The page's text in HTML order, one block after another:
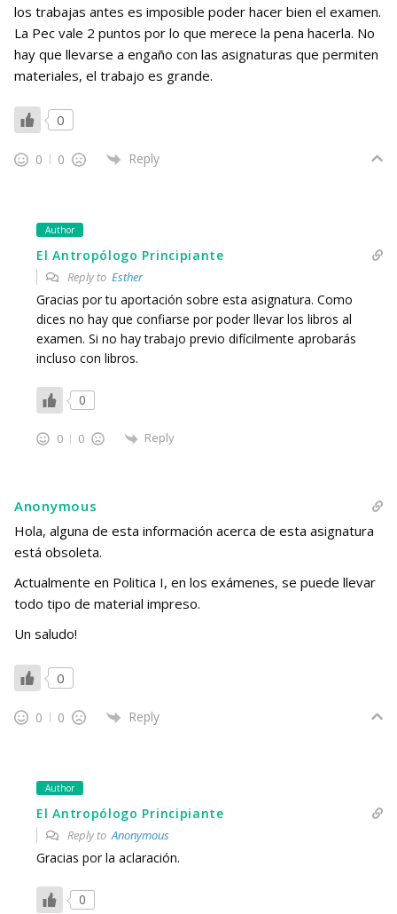
los trabajas antes es imposible poder hacer bien el examen.
La Pec vale 2 puntos por lo que merece la pena hacerla. No
hay que llevarse a engaño con las asignaturas que permiten
materiales, el trabajo es grande.
0
0 0 Reply
Author
El Antropólogo Principiante
Reply to Esther
Gracias por tu aportación sobre esta asignatura. Como
dices no hay que confiarse por poder llevar los libros al
examen. Si no hay trabajo previo difícilmente aprobarás
incluso con libros.
0
0 0 Reply
Anonymous
Hola, alguna de esta información acerca de esta asignatura
está obsoleta.
Actualmente en Politica I, en los exámenes, se puede llevar
todo tipo de material impreso.
Un saludo!
0
0 0 Reply
Author
El Antropólogo Principiante
Reply toAnonymous
Gracias por la aclaración.
0